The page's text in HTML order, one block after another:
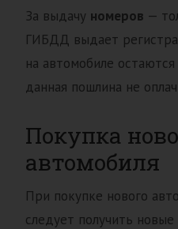
За выдачу номеров —
ГИБДД выдает
на автомобиле
данная пошлина не
Покупка
автомобиля
При покупке нового
следует получить